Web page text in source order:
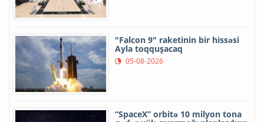
"Falcon 9" raketinin bir hissəsi
Ayla toqquşacaq
05-08-2026
“SpaceX” orbitə 10 milyon tona